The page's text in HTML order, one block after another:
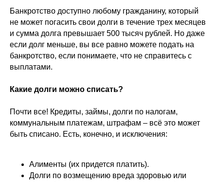
Банкротство доступно любому гражданину, который
не может погасить свои долги в течение трех месяцев
и сумма долга превышает 500 тысяч рублей. Но даже
если долг меньше, вы все равно можете подать на
банкротство, если понимаете, что не справитесь с
выплатами.
Какие долги можно списать?
Почти все! Кредиты, займы, долги по налогам,
коммунальным платежам, штрафам – всё это может
быть списано. Есть, конечно, и исключения:
Алименты (их придется платить).
Долги по возмещению вреда здоровью или